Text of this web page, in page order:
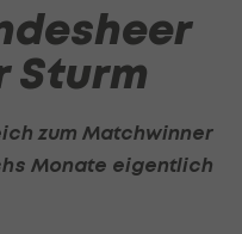
Sturm
zum Matchwinner
Monate eigentlich